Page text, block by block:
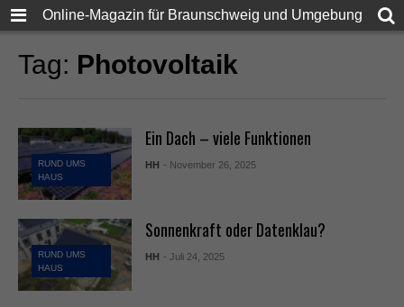
Online-Magazin für Braunschweig und Umgebung
Tag: Photovoltaik
RUND UMS
HAUS
Ein Dach – viele Funktionen
HH - November 26, 2025
RUND UMS
HAUS
Sonnenkraft oder Datenklau?
HH - Juli 24, 2025